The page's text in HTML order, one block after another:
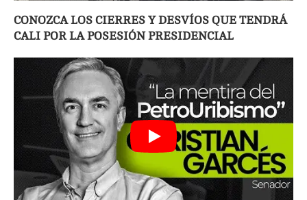
CONOZCA LOS CIERRES Y DESVÍOS QUE TENDRÁ
CALI POR LA POSESIÓN PRESIDENCIAL